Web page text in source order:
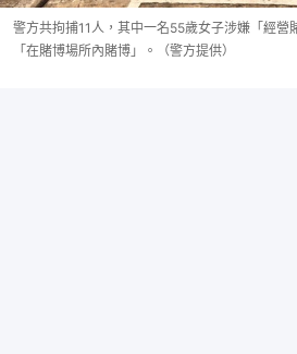
警方共拘捕11人，其中一名55歲女子涉嫌「經
「在賭博場所內賭博」。（警方提供）